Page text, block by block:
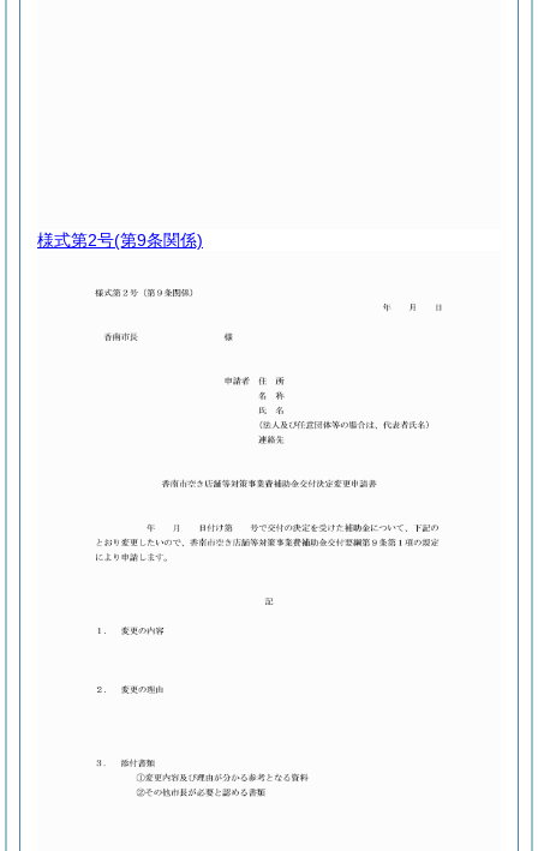
様式第2号(第9条関係)